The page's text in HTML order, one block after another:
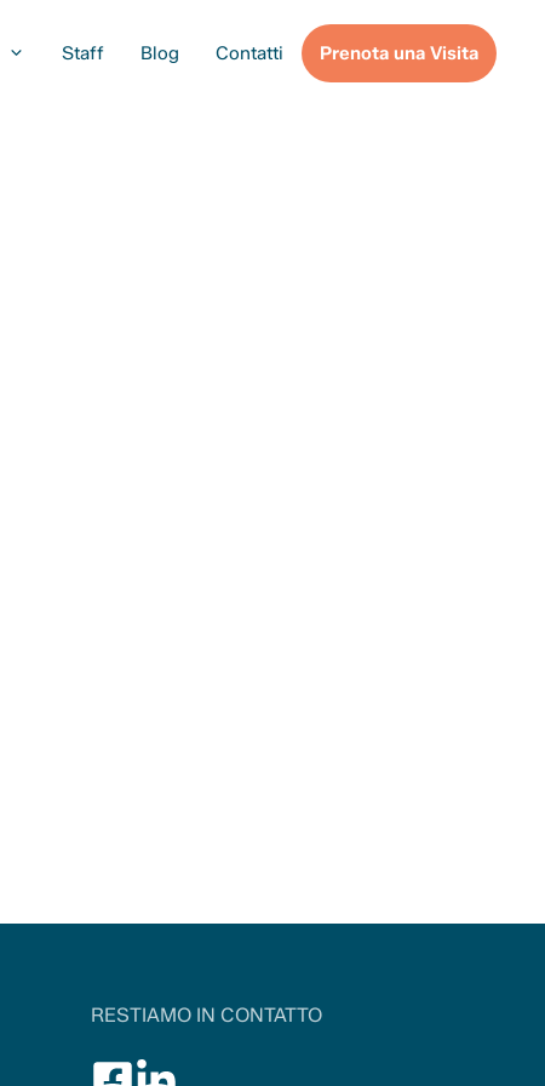
Staff Blog Contatti Prenota una Visita
RESTIAMO IN CONTATTO